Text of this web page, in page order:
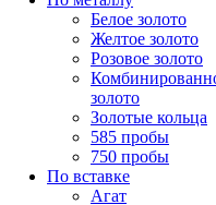
Белое золото
Желтое золото
Розовое золото
золото
Золотые кольца
585 пробы
750 пробы
По вставке
Агат